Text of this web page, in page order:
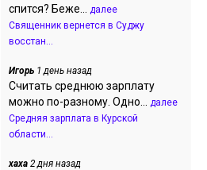
спится? Беже... далее
Священник вернется в Суджу
восстан...
Игорь 1 день назад
Считать среднюю зарплату
можно по-разному. Одно... далее
Средняя зарплата в Курской
области...
хаха 2 дня назад